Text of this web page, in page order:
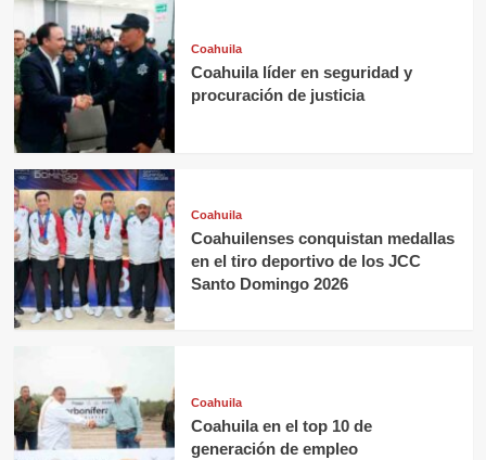
Coahuila
Coahuila líder en seguridad y
procuración de justicia
Coahuila
Coahuilenses conquistan medallas
en el tiro deportivo de los JCC
Santo Domingo 2026
Coahuila
Coahuila en el top 10 de
generación de empleo